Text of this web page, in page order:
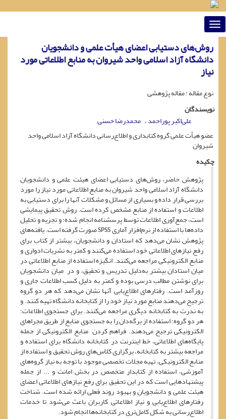
Toggle
navigation
روش‌های دستیابی اعضای هیأت علمی و دانشجویان
دانشگاه آزاد اسلامی واحد شیروان به منابع اطلاعاتی مورد
نیاز
نوع مقاله : مقاله پژوهشی
نویسندگان
علی‌اکبر پوراحمد محمدرضا حسنی
عضو هیأت علمی گروه کتابداری و اطلاع‌رسانی دانشگاه آزاد اسلامی واحد
شیروان
چکیده
پژوهش حاضر، روش‌های دستیابی اعضای هیئت علمی و دانشجویان
دانشگاه آزاد اسلامی واحد شیروان به منابع اطلاعاتی مورد نیاز را مورد
بررسی قرار داده و بسیاری از مسائل و مشکلات آنها را برای دستیابی به
اطلاعات و استفاده از منابع مشخص کرده است. روش تحقیق پیمایشی
است، جمع‌آوری اطلاعات توسط پرسشنامه انجام شده؛ و تجزیه و تحلیل
داده‌ها با استفاده از نرم‌افزار آماری SPSSصورت گرفته است. یافته‌های
پژوهش نشان می‌دهد که استادان و دانشجویان، بیشتر از کتاب برای
رفع نیازهای اطلاعاتی خود استفاده می‌کنند و کمتر به نشریات ادواری و
منابع الکترونیکی مراجعه می‌کنند. انگیزه استفاده از منابع اطلاعاتی در
میان استادان بیشتر به‌دلیل تدریس و تحقیق، و در میان دانشجویان
برای نوشتن مطالب درسی بوده و کمتر به دلیل کسب اطلاعات جاری و
روزآمد است. رفتارهای اطلاع‌یابی آنها نشان می‌دهد که هر دو گروه
ترجیح می‌دهند منابع مورد نیاز خود را از کتابخانه دانشگاه تهیه کنند. و
به ندرت به کتابخانه دیگری مراجعه می‌کنند. برای جستجوی اطلاعات؛
هر دو گروه؛ ‌استفاده از برگه‌دان را به جستجوی منابع از طریق مجراهای
الکترونیکی ترجیح می‌دهند. فراهم کردن منابع الکترونیکی از جمله
پایگاه‌های اطلاعاتی، خط اینترنت در کتابخانه دانشگاه برای استفاده و
مراجعه بیشتر به کتابخانه، برگزاری کلاس‌های روش تحقیق و استفاده از
منابع الکترونیکی، تهیه مجلات تخصصی موجود با توجه به نیاز گروه‌های
آموزشی، استفاده از کتابدار متخصص در بخش امانت و ... از جمله
پیشنهادهایی است که در این تحقیق برای رفع نیازهای اطلاعاتی اعضای
هیئت علمی و دانشجویان و بهبود روند فعلی ارائه شده است. شناخت
رفتارهای اطلاع‌یابی و نیاز اطلاعاتی کاربران باعث می‌شود تا خدمات
اطلاع‌رسانی به شکل کامل‌تری در کتابخانه‌ها انجام شود.